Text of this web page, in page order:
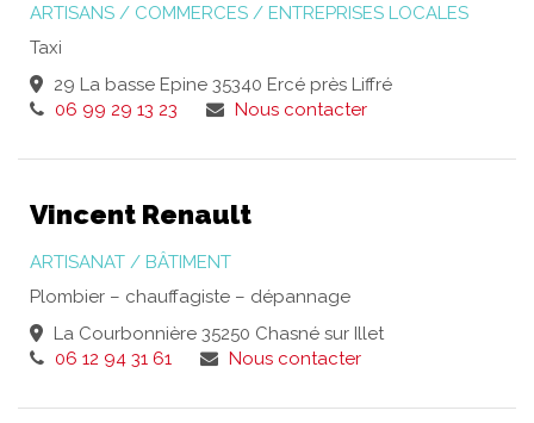
ARTISANS / COMMERCES / ENTREPRISES LOCALES
Taxi
29 La basse Epine 35340 Ercé près Liffré
06 99 29 13 23
Nous contacter
Vincent Renault
ARTISANAT / BÂTIMENT
Plombier – chauffagiste – dépannage
La Courbonnière 35250 Chasné sur Illet
06 12 94 31 61
Nous contacter